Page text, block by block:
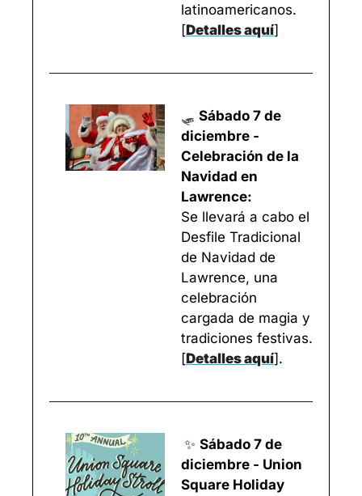
latinoamericanos.
[Detalles aquí]
🛷 Sábado 7 de
diciembre -
Celebración de la
Navidad en
Lawrence:
Se llevará a cabo el
Desfile Tradicional
de Navidad de
Lawrence, una
celebración
cargada de magia y
[Detalles aquí] .
✨ Sábado 7 de
diciembre - Union
Square Holiday